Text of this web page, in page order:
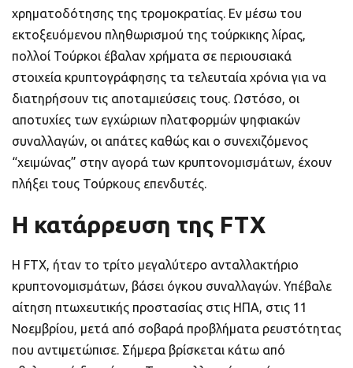
χρηματοδότησης της τρομοκρατίας. Εν μέσω του
εκτοξευόμενου πληθωρισμού της τούρκικης λίρας,
πολλοί Τούρκοι έβαλαν χρήματα σε περιουσιακά
στοιχεία κρυπτογράφησης τα τελευταία χρόνια για να
διατηρήσουν τις αποταμιεύσεις τους. Ωστόσο, οι
αποτυχίες των εγχώριων πλατφορμών ψηφιακών
συναλλαγών, οι απάτες καθώς και ο συνεχιζόμενος
“χειμώνας” στην αγορά των κρυπτονομισμάτων, έχουν
πλήξει τους Τούρκους επενδυτές.
Η κατάρρευση της FTX
Η FTX, ήταν το τρίτο μεγαλύτερο ανταλλακτήριο
κρυπτονομισμάτων, βάσει όγκου συναλλαγών. Υπέβαλε
αίτηση πτωχευτικής προστασίας στις ΗΠΑ, στις 11
Νοεμβρίου, μετά από σοβαρά προβλήματα ρευστότητας
που αντιμετώπισε. Σήμερα βρίσκεται κάτω από